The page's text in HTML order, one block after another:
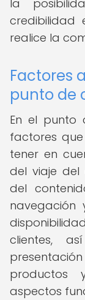
la
realice la
Factores
punto de
En el punto
factores
tener en
del viaje del
del
navegación
clientes,
productos
aspectos